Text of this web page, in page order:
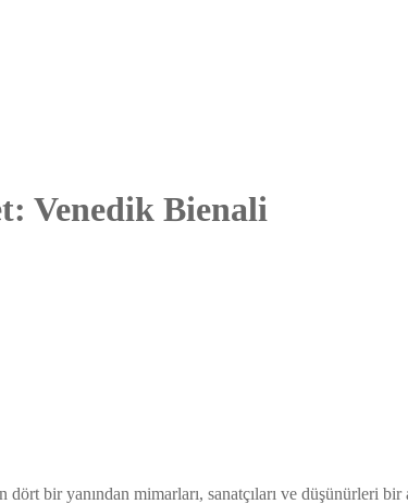
Venedik Bienali
dört bir yanından mimarları, sanatçıları ve düşünürleri